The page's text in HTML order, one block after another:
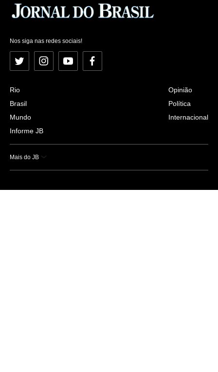
Nos siga nas redes sociais!
Twitter InstagramYouTubeFacebook
Rio
Brasil
Mundo
Informe JB
Opinião
Política
Internacional
Mais do JB
Esportes